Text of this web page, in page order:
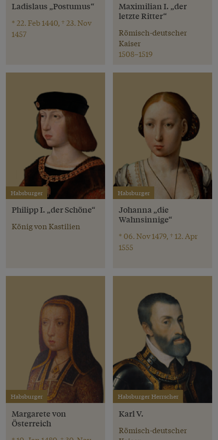
Ladislaus „Postumus“
* 22. Feb 1440, † 23. Nov
1457
Maximilian I. „der
letzte Ritter“
Römisch-deutscher
Kaiser
1508–1519
Habsburger
Philipp I. „der Schöne“
König von Kastilien
Habsburger
Johanna „die
Wahnsinnige“
* 06. Nov 1479, † 12. Apr
1555
Habsburger
Margarete von
Österreich
Habsburger Herrscher
Karl V.
Römisch-deutscher